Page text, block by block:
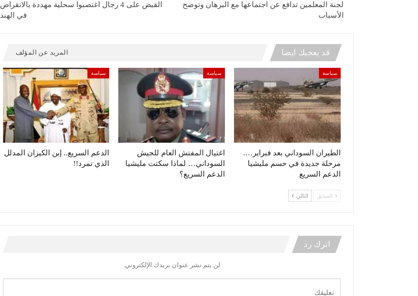
لجنة المعلمين تدافع عن اجتماعها مع البرهان وتوضح
الأسباب
القبض على 4 رجال اغتصبوا سحلية مهددة بالانقراض
في الهند
قد يعجبك ايضا المزيد عن المؤلف
سياسة
الطيران السوداني بعد فبراير….
مرحلة جديدة في حسم مليشيا
الدعم السريع
سياسة
اغتيال المفتش العام للجيش
السوداني… لماذا سكتت مليشيا
الدعم السريع؟
سياسة
الدعم السريع.. إبن الكيزان المدلل
الذي تمرد!!
السابق التالي
اترك رد
لن يتم نشر عنوان بريدك الإلكتروني.